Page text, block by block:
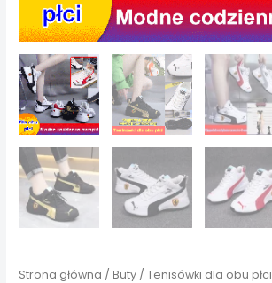
Strona główna /Buty / Tenisówki dla obu płci